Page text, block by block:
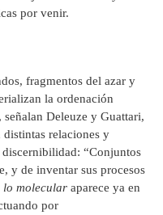
por venir.
fragmentos del azar y
la ordenación
señalan Deleuze y Guattari,
distintas relaciones y
“Conjuntos
y de inventar sus procesos
lo molecular aparece ya en
por